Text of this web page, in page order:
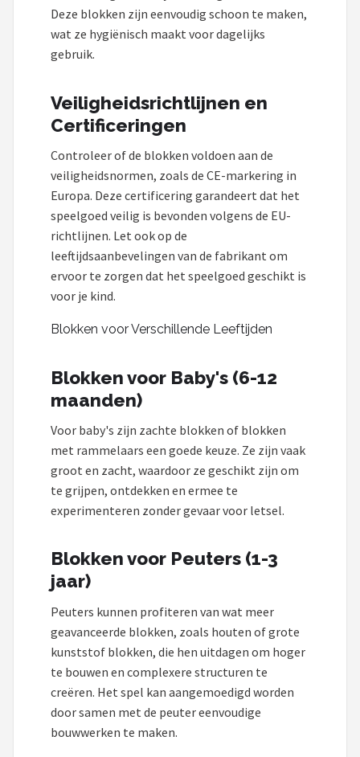
Deze blokken zijn eenvoudig schoon te maken,
wat ze hygiënisch maakt voor dagelijks
gebruik.
Veiligheidsrichtlijnen en
Certificeringen
Controleer of de blokken voldoen aan de
veiligheidsnormen, zoals de CE-markering in
Europa. Deze certificering garandeert dat het
speelgoed veilig is bevonden volgens de EU-
richtlijnen. Let ook op de
leeftijdsaanbevelingen van de fabrikant om
ervoor te zorgen dat het speelgoed geschikt is
voor je kind.
Blokken voor Verschillende Leeftijden
Blokken voor Baby's (6-12
maanden)
Voor baby's zijn zachte blokken of blokken
met rammelaars een goede keuze. Ze zijn vaak
groot en zacht, waardoor ze geschikt zijn om
te grijpen, ontdekken en ermee te
experimenteren zonder gevaar voor letsel.
Blokken voor Peuters (1-3
jaar)
Peuters kunnen profiteren van wat meer
geavanceerde blokken, zoals houten of grote
kunststof blokken, die hen uitdagen om hoger
te bouwen en complexere structuren te
creëren. Het spel kan aangemoedigd worden
door samen met de peuter eenvoudige
bouwwerken te maken.